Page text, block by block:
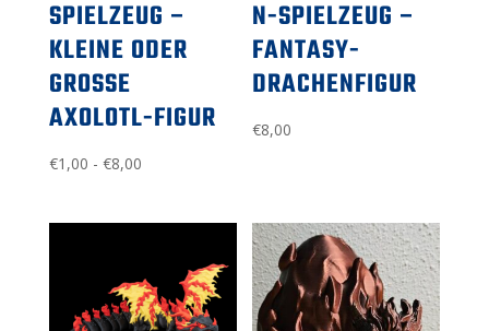
SPIELZEUG –
KLEINE ODER
GROSSE A
XOLOTL-FIGUR
€1,00 - €8,00Preisspanne:
€
8,00
€
N-SPIELZEUG –
FANTASY-
DRACHENFIGUR
€8,00